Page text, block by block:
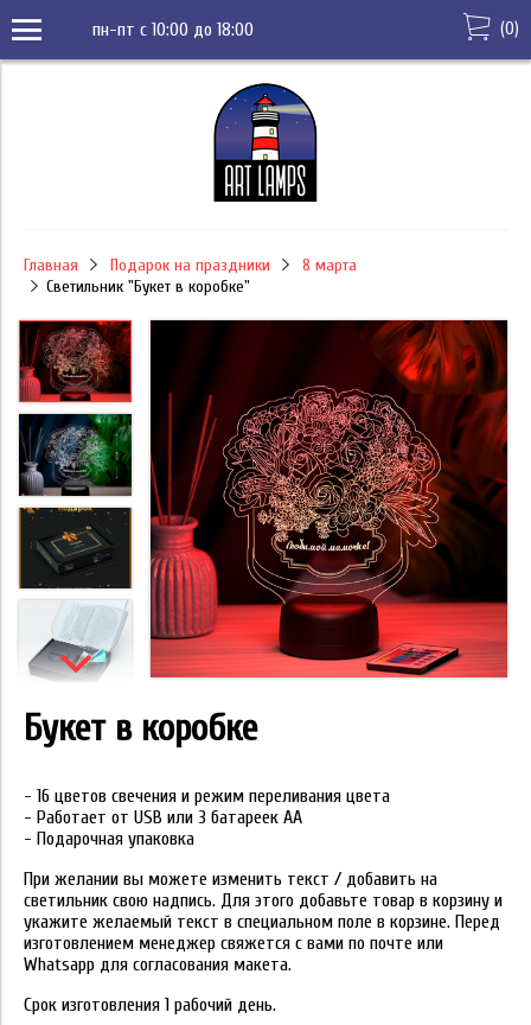
пн-пт с 10:00 до 18:00 (0)
Главная Подарок на праздники
8 марта
Светильник "Букет в коробке"
Букет в коробке
- 16 цветов свечения и режим переливания цвета
- Работает от USB или 3 батареек АА
- Подарочная упаковка
При желании вы можете изменить текст / добавить на
светильник свою надпись. Для этого добавьте товар в корзину и
укажите желаемый текст в специальном поле в корзине. Перед
изготовлением менеджер свяжется с вами по почте или
Whatsapp для согласования макета.
Срок изготовления 1 рабочий день.